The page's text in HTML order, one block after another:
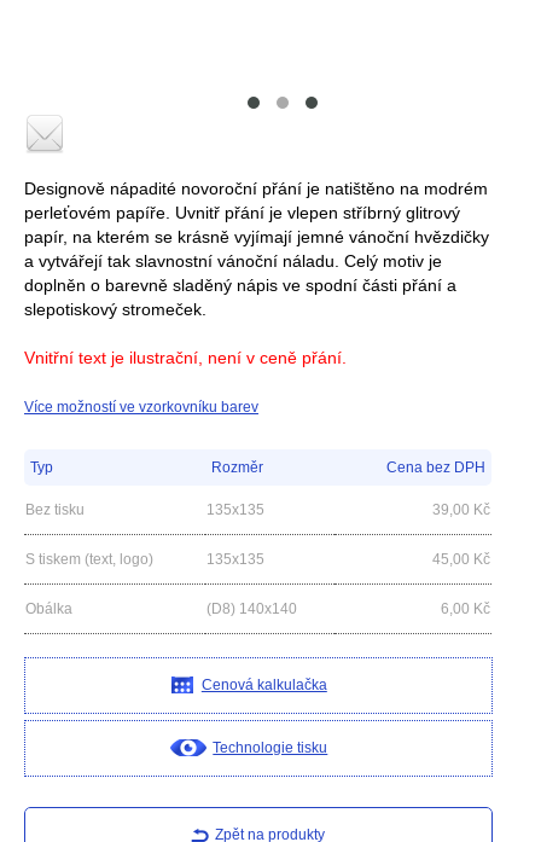
Designově nápadité novoroční přání je natištěno na modrém
perleťovém papíře. Uvnitř přání je vlepen stříbrný glitrový
papír, na kterém se krásně vyjímají jemné vánoční hvězdičky
a vytvářejí tak slavnostní vánoční náladu. Celý motiv je
doplněn o barevně sladěný nápis ve spodní části přání a
slepotiskový stromeček.
Vnitřní text je ilustrační, není v ceně přání.
Více možností ve vzorkovníku barev
Typ Rozměr Cena bez DPH
Bez tisku 135x135 39,00 Kč
S tiskem (text, logo) 135x135 45,00 Kč
Obálka (D8) 140x140 6,00 Kč
Cenová kalkulačka
Technologie tisku
Zpět na produkty